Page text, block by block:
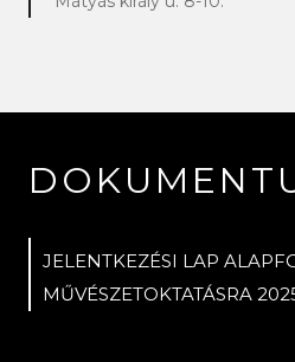
JELENTKEZÉSI LAP
MŰVÉSZETOKTATÁSRA